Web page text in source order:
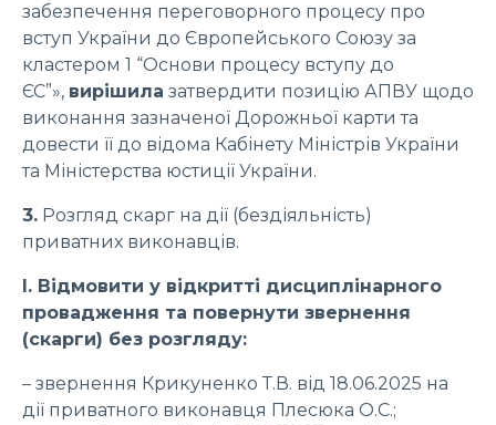
забезпечення переговорного процесу про
вступ України до Європейського Союзу за
кластером 1 “Основи процесу вступу до
ЄС”», вирішила затвердити позицію АПВУ щодо
виконання зазначеної Дорожньої карти та
довести її до відома Кабінету Міністрів України
та Міністерства юстиції України.
3. Розгляд скарг на дії (бездіяльність)
приватних виконавців.
І. Відмовити у відкритті дисциплінарного
провадження та повернути звернення
(скарги) без розгляду:
– звернення Крикуненко Т.В. від 18.06.2025 на
дії приватного виконавця Плесюка О.С.;